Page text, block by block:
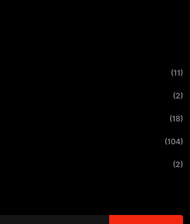
(11)
(2)
(18)
(104)
(2)